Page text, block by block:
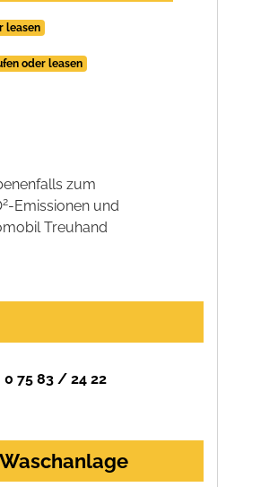
leasen
oder leasen
zum
2-Emissionen und
Treuhand
0 75 83 / 24 22
Waschanlage